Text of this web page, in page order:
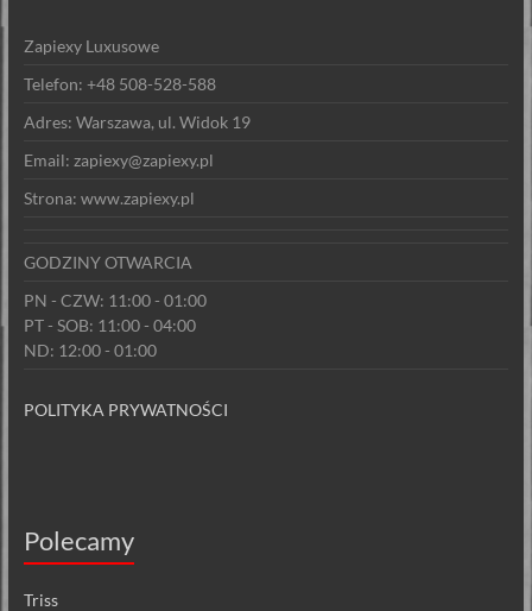
Zapiexy Luxusowe
Telefon: +48 508-528-588
Adres: Warszawa, ul. Widok 19
Email: zapiexy@zapiexy.pl
Strona: www.zapiexy.pl
GODZINY OTWARCIA
PN - CZW: 11:00 - 01:00
PT - SOB: 11:00 - 04:00
ND: 12:00 - 01:00
POLITYKA PRYWATNOŚCI
Polecamy
Triss